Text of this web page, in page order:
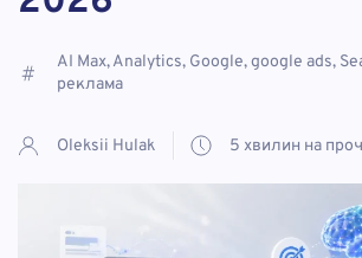
AI Max, Analytics, Google, google ads,
реклама
Oleksii Hulak 5 хвилин на